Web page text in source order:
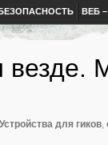
ВЕБ
везде.
для гиков,